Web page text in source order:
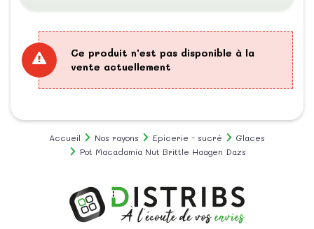
Ce produit n'est pas disponible à la
vente actuellement
Accueil Nos rayons Epicerie - sucré
Glaces
Pot Macadamia Nut Brittle Haagen Dazs